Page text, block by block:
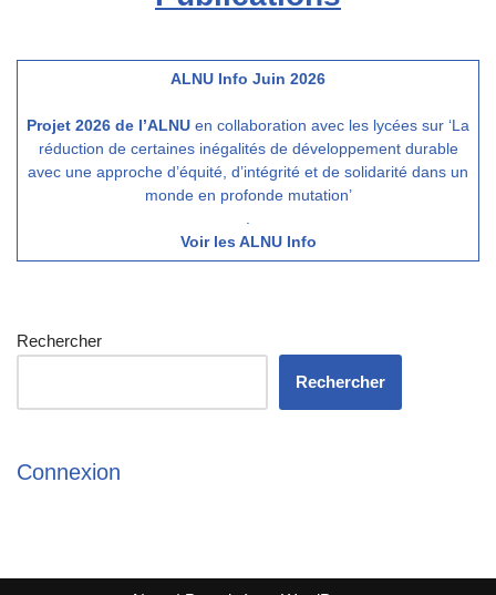
ALNU Info Juin 2026
Projet 2026 de l’ALNU en collaboration avec les lycées sur ‘La
réduction de certaines inégalités de développement durable
avec une approche d’équité, d’intégrité et de solidarité dans un
monde en profonde mutation’
.
Voir les ALNU Info
Rechercher
Rechercher
Connexion